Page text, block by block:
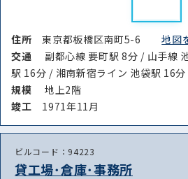
住所東京都板橋区南町5-6地図
交通
副都心線 要町駅 8分 / 山手線
駅 16分 / 湘南新宿ライン 池袋駅 16
規模
地上2階
竣⼯ 1971年11月
ビルコード：94223
貸工場･倉庫･事務所